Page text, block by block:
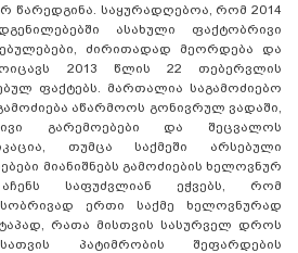
წარედგინა. საყურადღებოა, რომ 2014
ასახული ფაქტობრივი
ძირითადად მეორდება და
2013 წლის 22 თებერვლის
ფაქტებს. მართალია საგამოძიებო
აწარმოოს გონივრულ ვადაში,
გარემოებები და შეცვალოს
თუმცა საქმეში არსებული
მიანიშნებს გამოძიების ხელოვნურ
საფუძვლიან ეჭვებს, რომ
ერთი საქმე ხელოვნურად
რათა მისთვის სასურველ დროს
პატიმრობის შეფარდების